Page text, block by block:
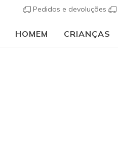
Pedidos e devoluções
HOMEM CRIANÇAS